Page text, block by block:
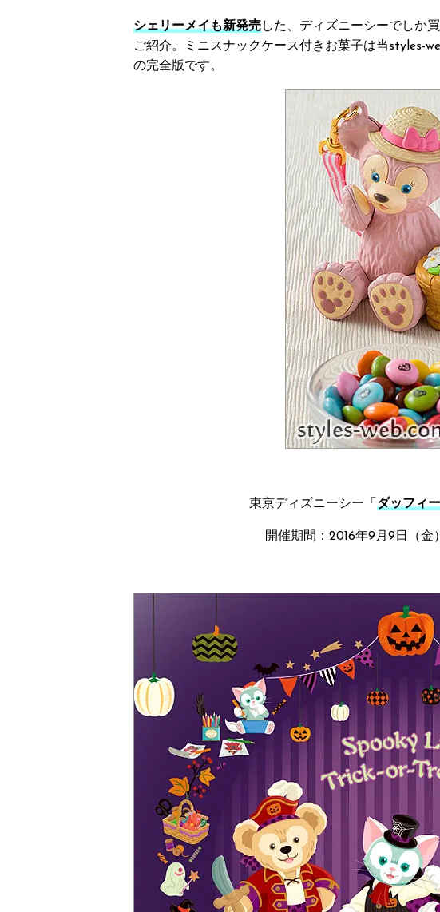
シェリーメイも新発売した、ディズニーシーでしか
ご紹介。ミニスナックケース付きお菓子は当styles-
の完全版です。
東京ディズニーシー「 ダッフィ
開催期間：2016年9月9日（金